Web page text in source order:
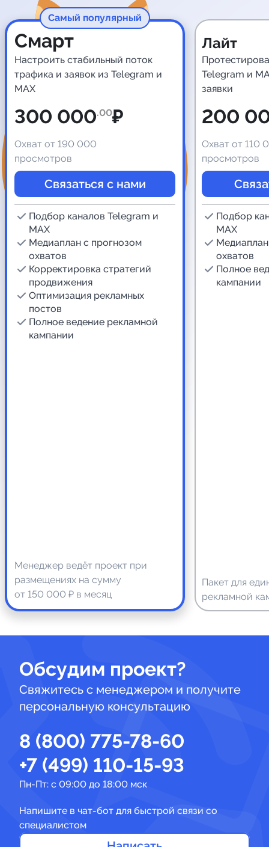
Лайт
Telegram и
заявки
200
Охват от 110
просмотров
Подбор
MAX
охватов
Полное
кампании
Пакет для
рекламной
Смарт
Настроить стабильный поток
трафика и заявок из Telegram и
MAX
300 000.00₽
Охват от 190 000
просмотров
Связаться с нами
Подбор каналов Telegram и
MAX
Медиаплан с прогнозом
охватов
Корректировка стратегий
продвижения
Оптимизация рекламных
постов
Полное ведение рекламной
кампании
Менеджер ведёт проект при
размещениях на сумму
от 150 000 ₽ в месяц
Обсудим проект?
Свяжитесь с менеджером и получите
персональную консультацию
8 (800) 775-78-60
+7 (499) 110-15-93
Пн-Пт: с 09:00 до 18:00 мск
Напишите в чат-бот для быстрой связи со
специалистом